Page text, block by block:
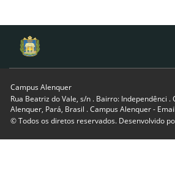
Campus Alenquer
Rua Beatriz do Vale, s/n . Bairro: Independênci .
Alenquer, Pará, Brasil . Campus Alenquer -
© Todos os diretos reservados. Desenvolvido